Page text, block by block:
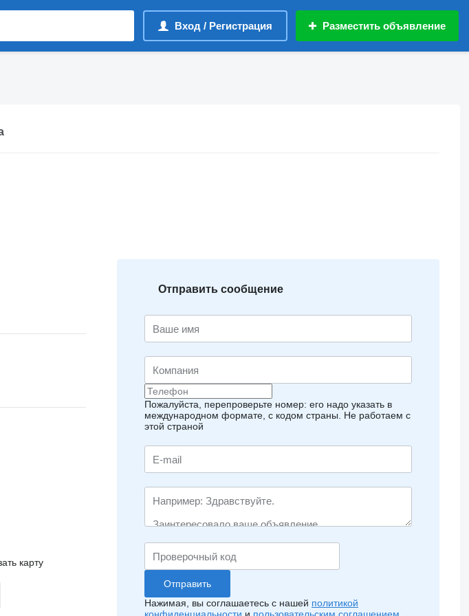
Вход / Регистрация Разместить объявление
карту
Отправить сообщение
Пожалуйста, перепроверьте номер: его надо указать в
международном формате, с кодом страны.
Не работаем с
этой страной
Нажимая, вы соглашаетесь с нашей политикой